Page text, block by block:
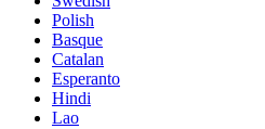
Polish
Basque
Catalan
Esperanto
Hindi
Lao